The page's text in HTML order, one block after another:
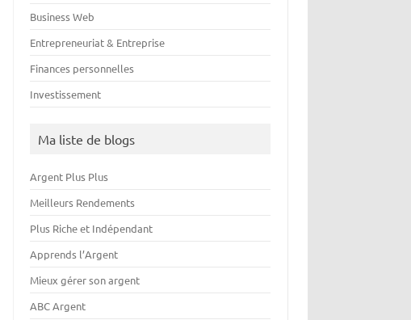
Business Web
Entrepreneuriat & Entreprise
Finances personnelles
Investissement
Ma liste de blogs
Argent Plus Plus
Meilleurs Rendements
Plus Riche et Indépendant
Apprends l’Argent
Mieux gérer son argent
ABC Argent